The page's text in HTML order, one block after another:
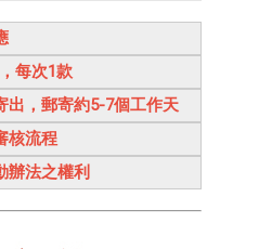
每次1款
出，郵寄約5-7個工作天
核流程
辦法之權利